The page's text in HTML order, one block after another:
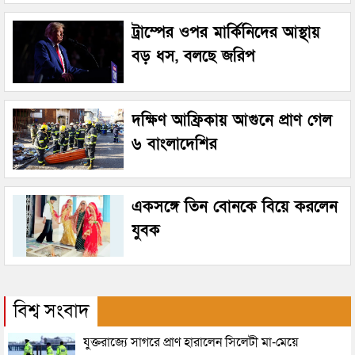
ট্রাম্পের ওপর মার্কিনিদের আস্থায়
বড় ধস, বলছে জরিপ
দক্ষিণ আফ্রিকায় আগুনে প্রাণ গেল
৬ বাংলাদেশির
একসঙ্গে তিন বোনকে বিয়ে করলেন
যুবক
বিশ্ব সংবাদ
যুক্তরাজ্যে সাগরে প্রাণ হারালেন সিলেটী মা-মেয়ে